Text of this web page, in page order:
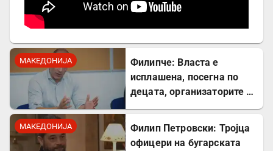
МАКЕДОНИЈА
Филипче: Власта е
исплашена, посегна по
децата, организаторите и
МАКЕДОНИЈА
Филип Петровски: Тројца
офицери на бугарската